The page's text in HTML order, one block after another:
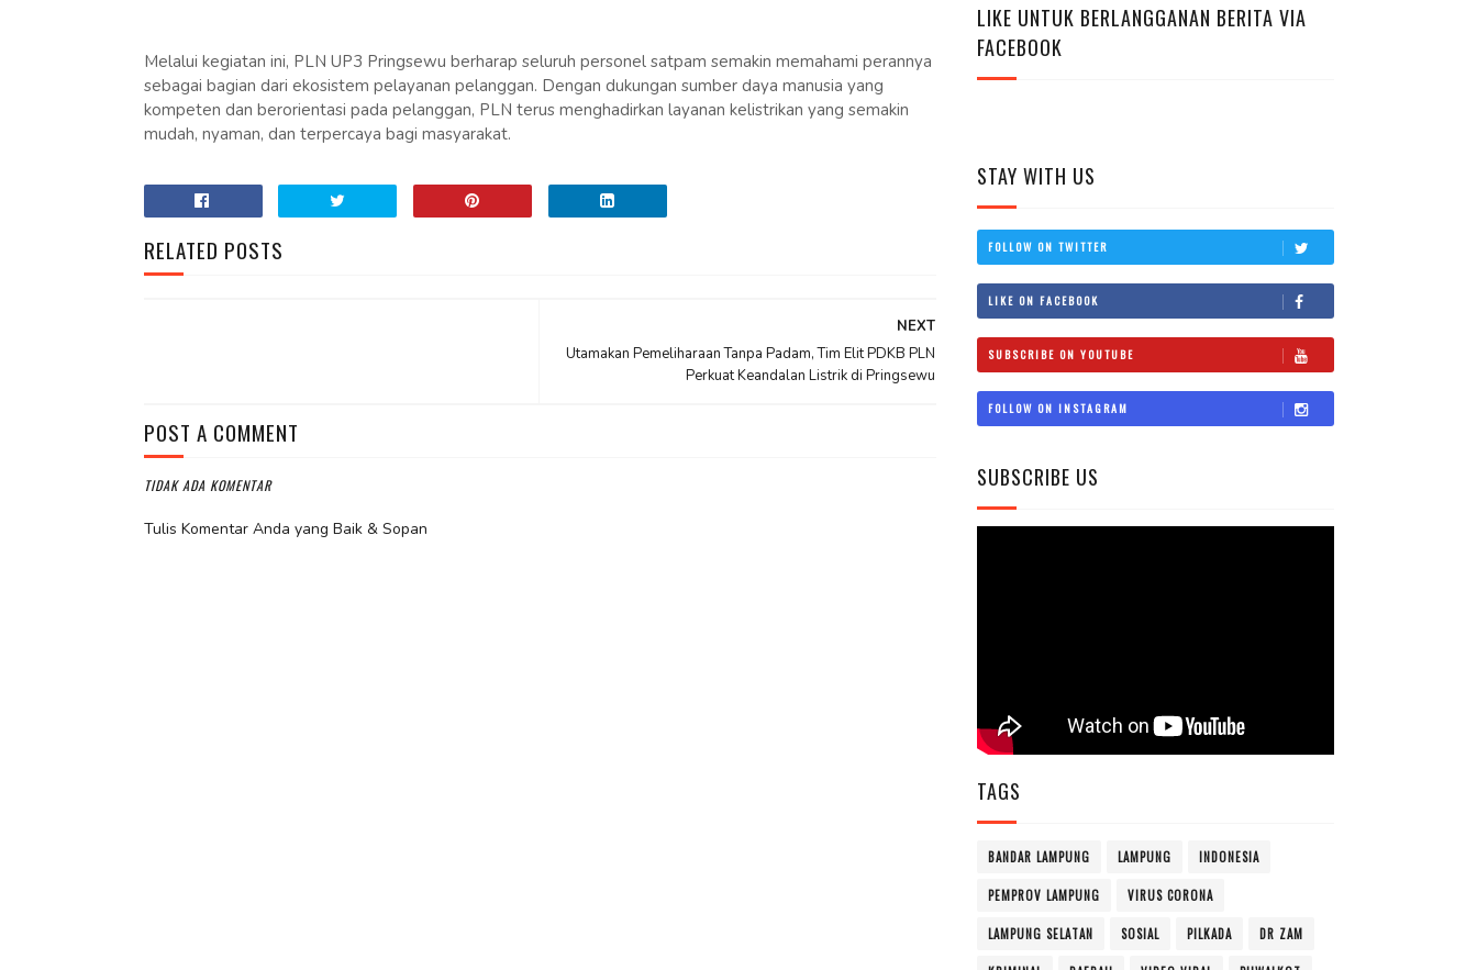
Melalui kegiatan ini, PLN UP3 Pringsewu berharap seluruh personel satpam semakin memahami perannya
sebagai bagian dari ekosistem pelayanan pelanggan. Dengan dukungan sumber daya manusia yang
kompeten dan berorientasi pada pelanggan, PLN terus menghadirkan layanan kelistrikan yang semakin
mudah, nyaman, dan terpercaya bagi masyarakat.
RELATED POSTS
NEXT
Utamakan Pemeliharaan Tanpa Padam, Tim Elit PDKB PLN
Perkuat Keandalan Listrik di Pringsewu
POST A COMMENT
TIDAK ADA KOMENTAR
Tulis Komentar Anda yang Baik & Sopan
LIKE UNTUK BERLANGGANAN BERITA VIA
FACEBOOK
STAY WITH US
FOLLOW ON TWITTER
LIKE ON FACEBOOK
SUBSCRIBE ON YOUTUBE
FOLLOW ON INSTAGRAM
SUBSCRIBE US
TAGS
BANDAR LAMPUNG LAMPUNG INDONESIA
PEMPROV LAMPUNG VIRUS CORONA
LAMPUNG SELATAN SOSIAL PILKADA DR ZAM